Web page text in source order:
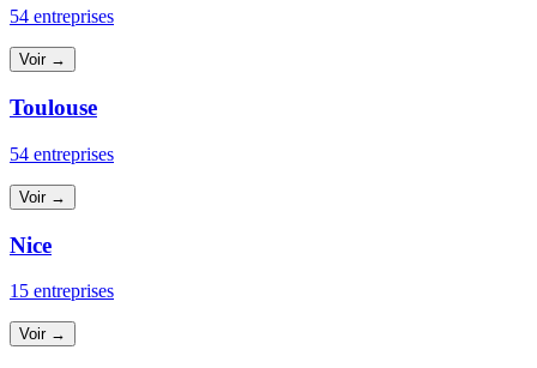
54 entreprises
Voir →
Toulouse
54 entreprises
Voir →
Nice
15 entreprises
Voir →